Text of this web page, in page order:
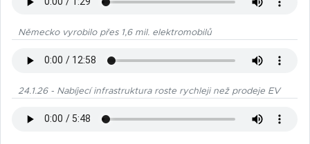
Německo vyrobilo přes 1,6 mil. elektromobilů
24.1.26 - Nabíjecí infrastruktura roste rychleji než prodeje EV